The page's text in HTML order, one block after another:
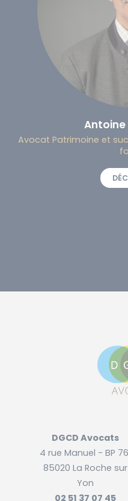
Antoine
Avocat Patrimoine et
DGCD Avocats
4 rue Manuel - BP
85020 La Roche sur
Yon
02 51 37 07 45